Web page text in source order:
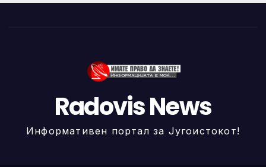
Radovis News
Информативен портал за Југоистокот!